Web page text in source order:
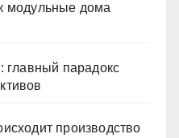
модульные дома
главный парадокс
производство